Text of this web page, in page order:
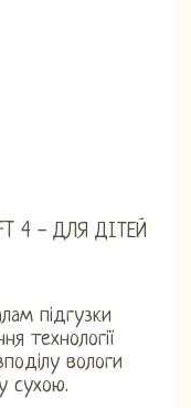
4 - ДЛЯ ДІТЕЙ
підгузки
технології
вологи
сухою.